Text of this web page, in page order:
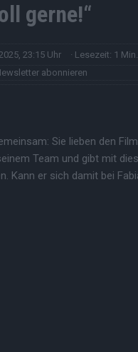
gerne!“
23:15 Uhr
· Lesezeit: 1 Min.
abonnieren
Sie lieben den Film
Team und gibt mit
Kann er sich damit bei